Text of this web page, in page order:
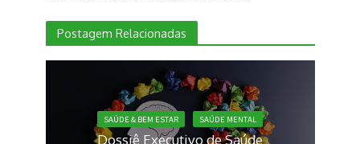
Postagem Relacionadas
SAÚDE & BEM ESTAR SAÚDE MENTAL
Dossiê Executivo de Saúde